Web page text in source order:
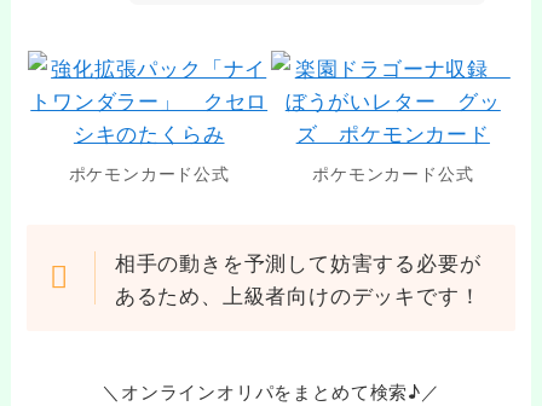
ポケモンカード公式 ポケモンカード公式
相手の動きを予測して妨害する必要が
あるため、上級者向けのデッキです！
＼オンラインオリパをまとめて検索♪／